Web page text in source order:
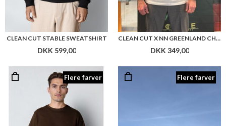
CLEAN CUT STABLE SWEATSHIRT
DKK 599,00
CLEAN CUT X NN GREENLAND CHEST PRINT
DKK 349,00
Flere farver Flere farver